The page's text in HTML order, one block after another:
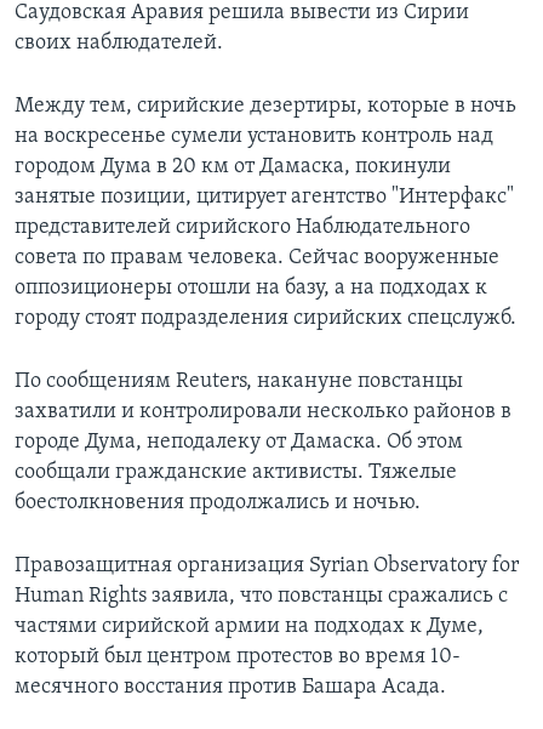
Саудовская Аравия решила вывести из Сирии
своих наблюдателей.
Между тем, сирийские дезертиры, которые в ночь
на воскресенье сумели установить контроль над
городом Дума в 20 км от Дамаска, покинули
занятые позиции, цитирует агентство "Интерфакс"
представителей сирийского Наблюдательного
совета по правам человека. Сейчас вооруженные
оппозиционеры отошли на базу, а на подходах к
городу стоят подразделения сирийских спецслужб.
По сообщениям Reuters, накануне повстанцы
захватили и контролировали несколько районов в
городе Дума, неподалеку от Дамаска. Об этом
сообщали гражданские активисты. Тяжелые
боестолкновения продолжались и ночью.
Правозащитная организация Syrian Observatory for
Human Rights заявила, что повстанцы сражались с
частями сирийской армии на подходах к Думе,
который был центром протестов во время 10-
месячного восстания против Башара Асада.